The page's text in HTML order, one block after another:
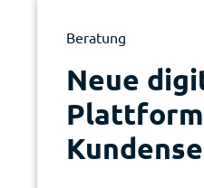
Beratung
Neue